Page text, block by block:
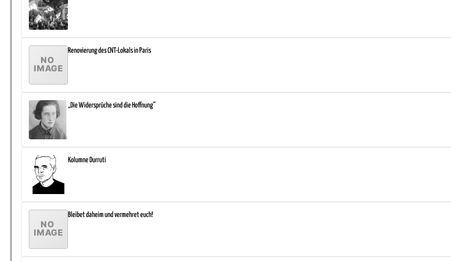
Renovierung des CNT-Lokals in Paris
„Die Widersprüche sind die Hoffnung“
Kolumne Durruti
Bleibet daheim und vermehret euch!